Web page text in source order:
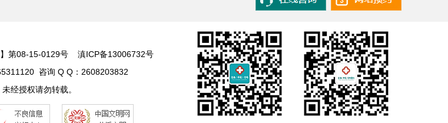
】第08-15-0129号 滇ICP备13006732号
咨询 Q Q：2608203832
经授权请勿转载。